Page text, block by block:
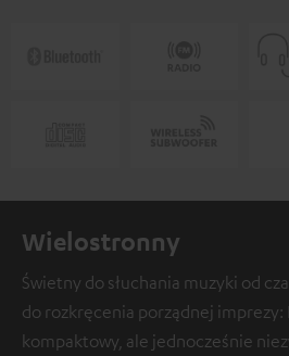
Wielostronny
Świetny do słuchania muzyki od
do rozkręcenia porządnej imprezy:
kompaktowy, ale jednocześnie